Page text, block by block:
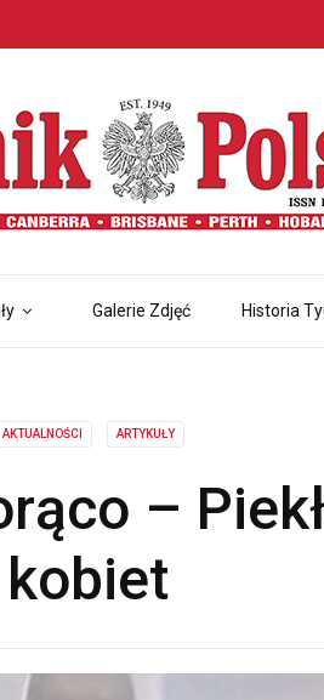
Galerie Zdjęć Historia
AKTUALNOŚCI ARTYKUŁY
–
kobiet